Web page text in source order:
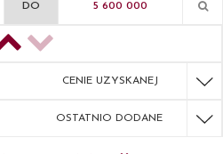
DO
CENIE UZYSKANEJ
OSTATNIO DODANE